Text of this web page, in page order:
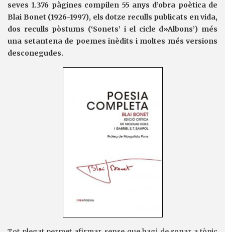
seves 1.376 pàgines compilen 55 anys d’obra poètica de
Blai Bonet (1926-1997), els dotze reculls publicats en vida,
dos reculls pòstums (‘Sonets’ i el cicle d»Albons’) més
una setantena de poemes inèdits i moltes més versions
desconegudes.